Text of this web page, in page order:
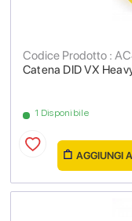
Catena DID VX
Codice Prodotto :
1 Disponibile
AGGIUNGI